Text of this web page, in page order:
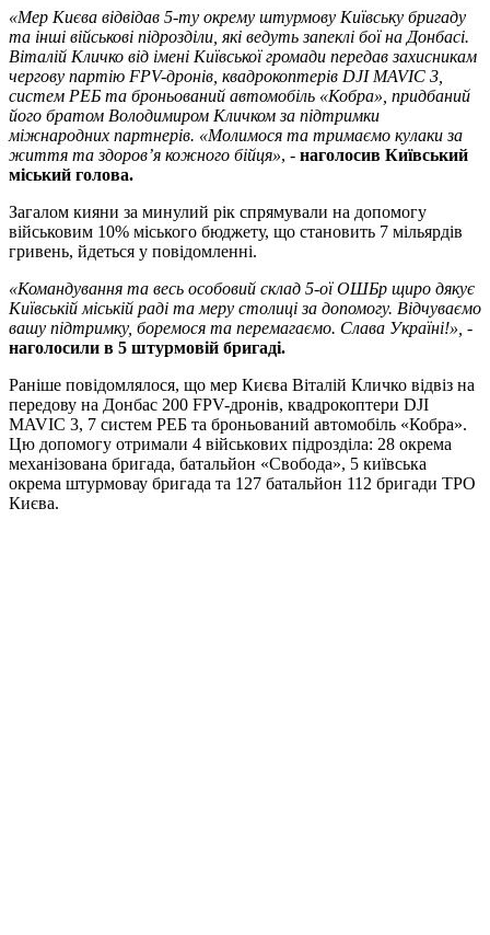
«Мер Києва відвідав 5-ту окрему штурмову Київську бригаду
та інші військові підрозділи, які ведуть запеклі бої на Донбасі.
Віталій Кличко від імені Київської громади передав захисникам
чергову партію FPV-дронів, квадрокоптерів DJI MAVIC 3,
систем РЕБ та броньований автомобіль «Кобра», придбаний
його братом Володимиром Кличком за підтримки
міжнародних партнерів. «Молимося та тримаємо кулаки за
життя та здоров’я кожного бійця», - наголосив Київський
міський голова.
Загалом кияни за минулий рік спрямували на допомогу
військовим 10% міського бюджету, що становить 7 мільярдів
гривень, йдеться у повідомленні.
«Командування та весь особовий склад 5-ої ОШБр щиро дякує
Київській міській раді та меру столиці за допомогу. Відчуваємо
вашу підтримку, боремося та перемагаємо. Слава Україні!», -
наголосили в 5 штурмовій бригаді.
Раніше повідомлялося, що мер Києва Віталій Кличко відвіз на
передову на Донбас 200 FPV-дронів, квадрокоптери DJI
MAVIC 3, 7 систем РЕБ та броньований автомобіль «Кобра».
Цю допомогу отримали 4 військових підрозділа: 28 окрема
механізована бригада, батальйон «Свобода», 5 київська
окрема штурмовау бригада та 127 батальйон 112 бригади ТРО
Києва.